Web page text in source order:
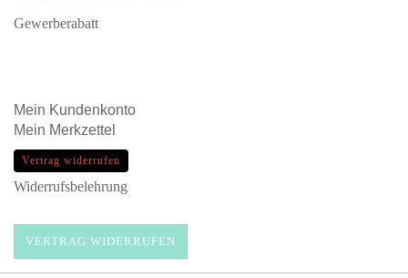
Gewerberabatt
Mein Kundenkonto
Mein Merkzettel
Vertrag widerrufen
Widerrufsbelehrung
VERTRAG WIDERRUFEN